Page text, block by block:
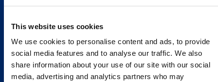
This website uses cookies
We use cookies to personalise content and ads, to provide
social media features and to analyse our traffic. We also
share information about your use of our site with our social
media, advertising and analytics partners who may